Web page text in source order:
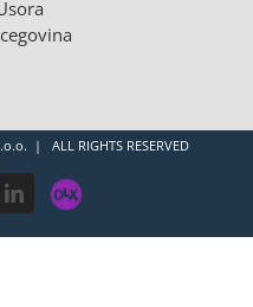
| ALL RIGHTS RESERVED
LinkedIn
OLX